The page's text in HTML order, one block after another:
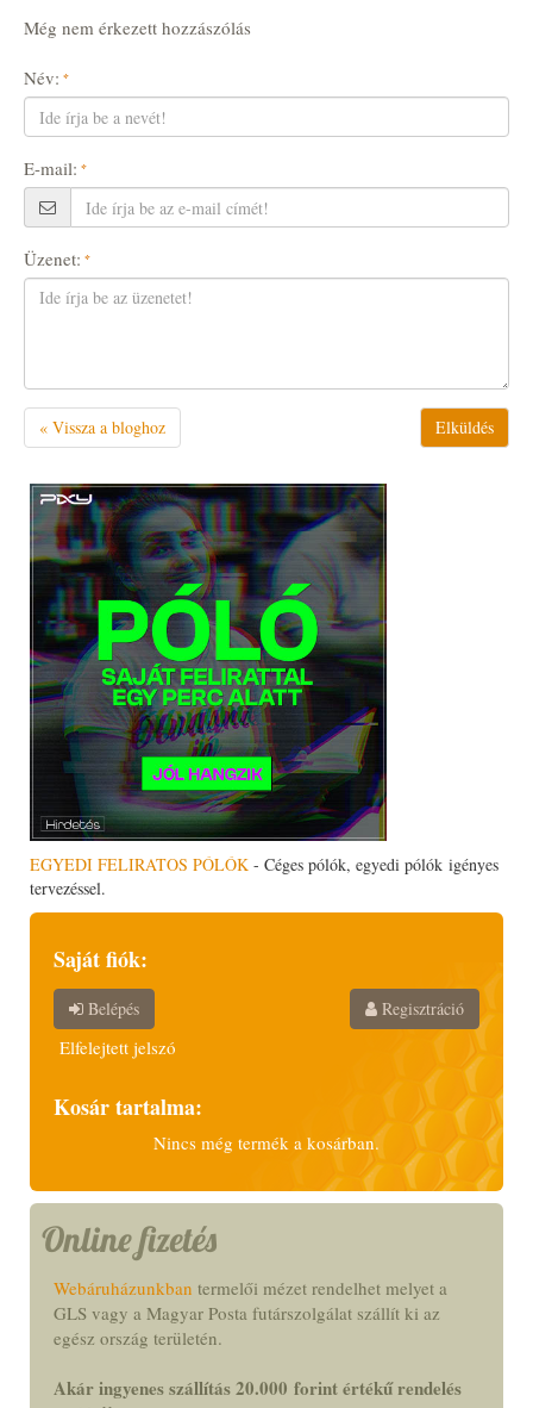
Még nem érkezett hozzászólás
Név:
E-mail:
Üzenet:
« Vissza a bloghoz
EGYEDI FELIRATOS PÓLÓK - Céges pólók, egyedi pólók igényes
tervezéssel.
Saját fiók:
Belépés Regisztráció
Elfelejtett jelszó
Kosár tartalma:
Nincs még termék a kosárban.
Online fizetés
Webáruházunkban termelői mézet rendelhet melyet a
GLS vagy a Magyar Posta futárszolgálat szállít ki az
egész ország területén.
Akár ingyenes szállítás 20.000 forintértékű rendelés